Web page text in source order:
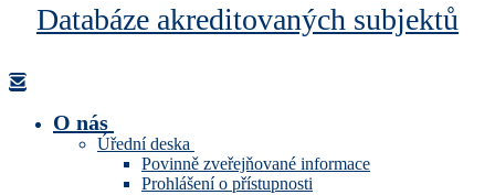
Databáze akreditovaných subjektů
O nás
Úřední deska
Povinně zveřejňované informace
Prohlášení o přístupnosti